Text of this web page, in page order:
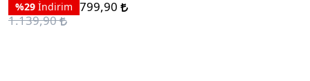
%29 İndirim 799,90
1.139,90